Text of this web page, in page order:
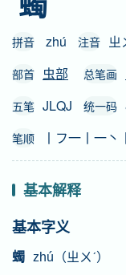
拼音 zhú 注音 ㄓ
部首 虫部 总笔画
五笔 JLQJ 统一码
笔顺 丨フ一丨一
基本解释
基本字义
蠋 zhú（ㄓㄨˊ）